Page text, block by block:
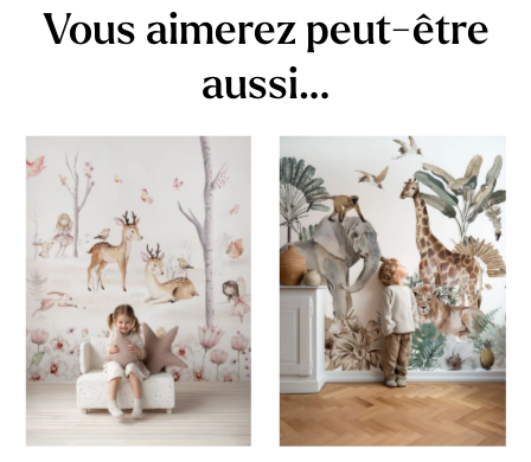
Vous aimerez peut-être
aussi…